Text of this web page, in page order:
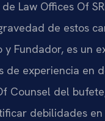
Law Offices Of
de estos
y Fundador, es un
de experiencia en
Counsel del
debilidades